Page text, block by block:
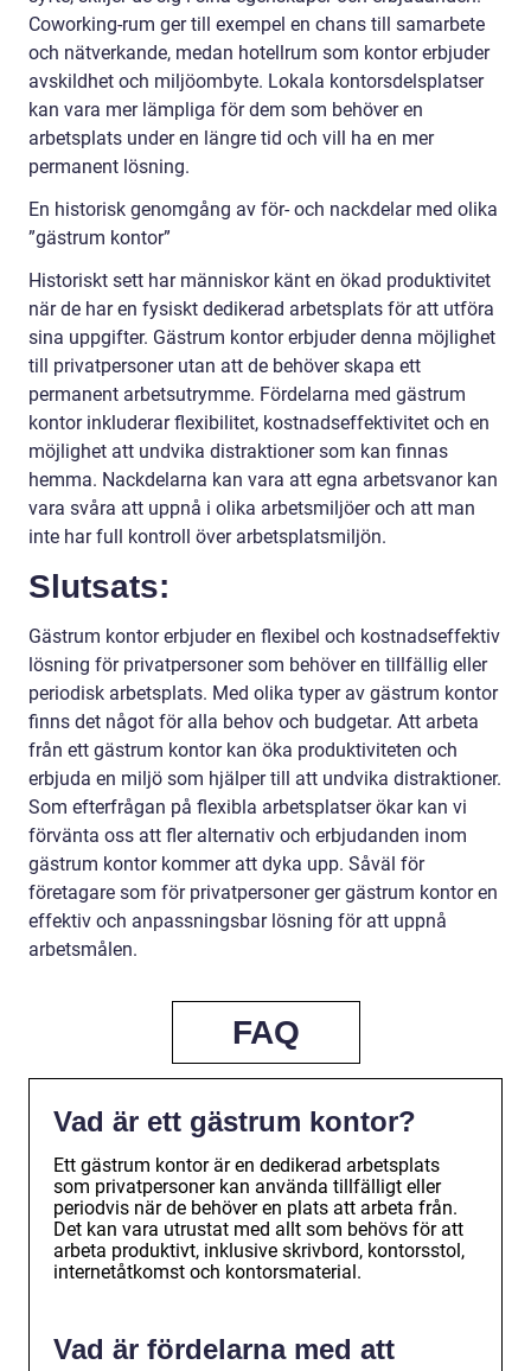
Coworking-rum ger till exempel en chans till samarbete
och nätverkande, medan hotellrum som kontor erbjuder
avskildhet och miljöombyte. Lokala kontorsdelsplatser
kan vara mer lämpliga för dem som behöver en
arbetsplats under en längre tid och vill ha en mer
permanent lösning.
En historisk genomgång av för- och nackdelar med olika
”gästrum kontor”
Historiskt sett har människor känt en ökad produktivitet
när de har en fysiskt dedikerad arbetsplats för att utföra
sina uppgifter. Gästrum kontor erbjuder denna möjlighet
till privatpersoner utan att de behöver skapa ett
permanent arbetsutrymme. Fördelarna med gästrum
kontor inkluderar flexibilitet, kostnadseffektivitet och en
möjlighet att undvika distraktioner som kan finnas
hemma. Nackdelarna kan vara att egna arbetsvanor kan
vara svåra att uppnå i olika arbetsmiljöer och att man
inte har full kontroll över arbetsplatsmiljön.
Slutsats:
Gästrum kontor erbjuder en flexibel och kostnadseffektiv
lösning för privatpersoner som behöver en tillfällig eller
periodisk arbetsplats. Med olika typer av gästrum kontor
finns det något för alla behov och budgetar. Att arbeta
från ett gästrum kontor kan öka produktiviteten och
erbjuda en miljö som hjälper till att undvika distraktioner.
Som efterfrågan på flexibla arbetsplatser ökar kan vi
förvänta oss att fler alternativ och erbjudanden inom
gästrum kontor kommer att dyka upp. Såväl för
företagare som för privatpersoner ger gästrum kontor en
effektiv och anpassningsbar lösning för att uppnå
arbetsmålen.
FAQ
Vad är ett gästrum kontor?
Ett gästrum kontor är en dedikerad arbetsplats
som privatpersoner kan använda tillfälligt eller
periodvis när de behöver en plats att arbeta från.
Det kan vara utrustat med allt som behövs för att
arbeta produktivt, inklusive skrivbord, kontorsstol,
internetåtkomst och kontorsmaterial.
Vad är fördelarna med att